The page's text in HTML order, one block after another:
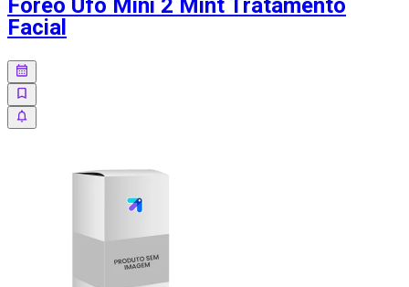
Foreo Ufo Mini 2 Mint Tratamento
Facial